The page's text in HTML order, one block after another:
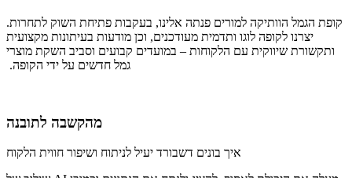
קופת הגמל הוותיקה למורים פנתה אלינו, בעקבות פתיחת השוק לתחרות.
יצרנו לקופה לוגו ותדמית מעודכנים, וכן מודעות בעיתונות מקצועית
ותקשורת שיווקית עם הלקוחות – במועדים קבועים וסביב השקת מוצרי
גמל חדשים על ידי הקופה.
מהקשבה לתובנה
איך בונים דשבורד יעיל לניתוח ושיפור חווית הלקוח